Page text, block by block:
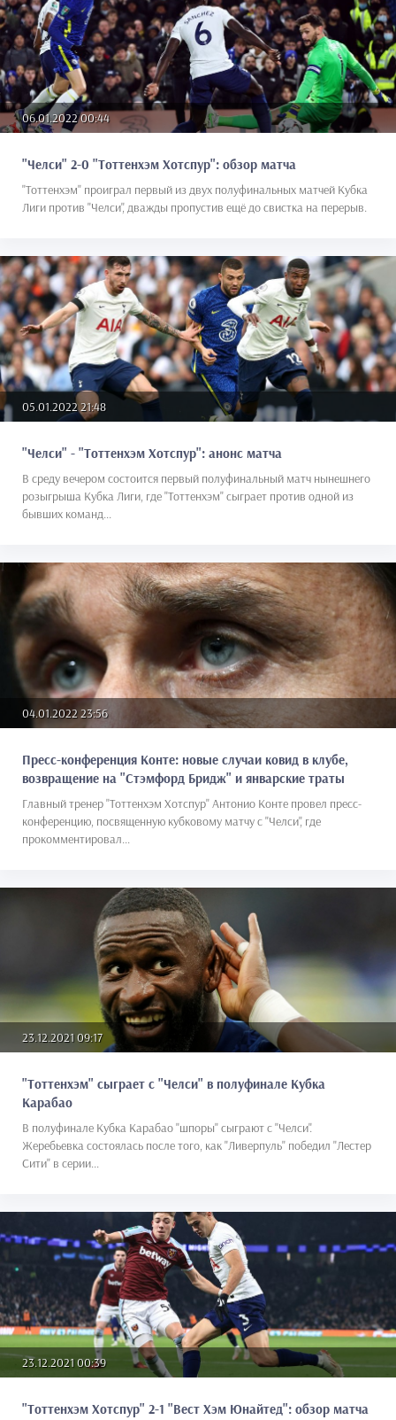
06.01.2022 00:44
"Челси" 2-0 "Тоттенхэм Хотспур": обзор матча
"Тоттенхэм" проиграл первый из двух полуфинальных матчей Кубка
Лиги против "Челси", дважды пропустив ещё до свистка на перерыв.
05.01.2022 21:48
"Челси" - "Тоттенхэм Хотспур": анонс матча
В среду вечером состоится первый полуфинальный матч нынешнего
розыгрыша Кубка Лиги, где "Тоттенхэм" сыграет против одной из
бывших команд...
04.01.2022 23:56
Пресс-конференция Конте: новые случаи ковид в клубе,
возвращение на "Стэмфорд Бридж" и январские траты
Главный тренер "Тоттенхэм Хотспур" Антонио Конте провел пресс-
конференцию, посвященную кубковому матчу с "Челси", где
прокомментировал...
23.12.2021 09:17
"Тоттенхэм" сыграет с "Челси" в полуфинале Кубка
Карабао
В полуфинале Кубка Карабао "шпоры" сыграют с "Челси".
Жеребьевка состоялась после того, как "Ливерпуль" победил "Лестер
Сити" в серии...
23.12.2021 00:39
"Тоттенхэм Хотспур" 2-1 "Вест Хэм Юнайтед": обзор матча